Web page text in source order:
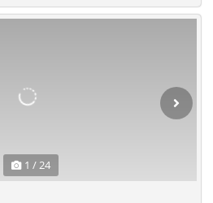
1 / 24